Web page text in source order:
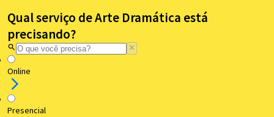
Qual serviço de Arte Dramática está
precisando?
Online
Presencial